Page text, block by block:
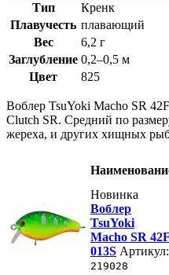
Тип
Кренк
Плавучесть плавающий
Вес
6,2 г
Заглубление 0,2–0,5 м
Цвет
825
Воблер TsuYoki Macho SR
Clutch SR. Средний по
жереха, и других хищных
Новинка
Воблер
TsuYoki
Macho SR 42F
013S Артикул:
219028